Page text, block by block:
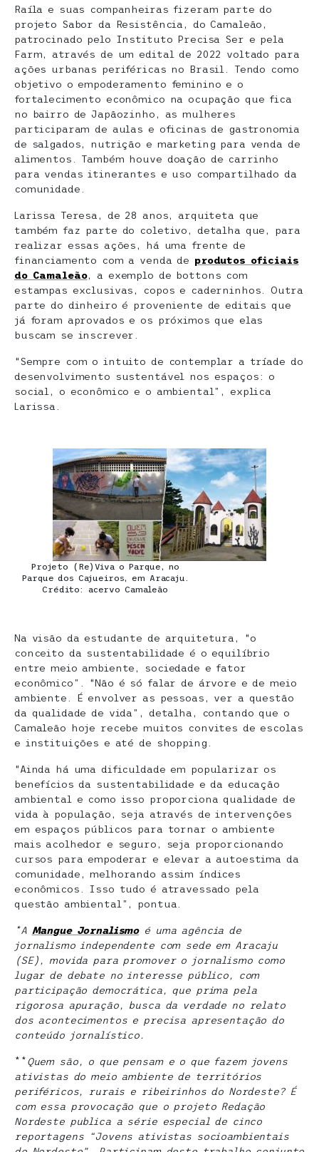
Raíla e suas companheiras fizeram parte do
projeto Sabor da Resistência, do Camaleão,
patrocinado pelo Instituto Precisa Ser e pela
Farm, através de um edital de 2022 voltado para
ações urbanas periféricas no Brasil. Tendo como
objetivo o empoderamento feminino e o
fortalecimento econômico na ocupação que fica
no bairro de Japãozinho, as mulheres
participaram de aulas e oficinas de gastronomia
de salgados, nutrição e marketing para venda de
alimentos. Também houve doação de carrinho
para vendas itinerantes e uso compartilhado da
comunidade.
Larissa Teresa, de 28 anos, arquiteta que
também faz parte do coletivo, detalha que, para
realizar essas ações, há uma frente de
financiamento com a venda de produtos oficiais
do Camaleão, a exemplo de bottons com
estampas exclusivas, copos e caderninhos. Outra
parte do dinheiro é proveniente de editais que
já foram aprovados e os próximos que elas
buscam se inscrever.
“Sempre com o intuito de contemplar a tríade do
desenvolvimento sustentável nos espaços: o
social, o econômico e o ambiental”, explica
Larissa.
Projeto (Re)Viva o Parque, no
Parque dos Cajueiros, em Aracaju.
Crédito: acervo Camaleão
Na visão da estudante de arquitetura, “o
conceito da sustentabilidade é o equilíbrio
entre meio ambiente, sociedade e fator
econômico”. “Não é só falar de árvore e de meio
ambiente. É envolver as pessoas, ver a questão
da qualidade de vida”, detalha, contando que o
Camaleão hoje recebe muitos convites de escolas
e instituições e até de shopping.
“Ainda há uma dificuldade em popularizar os
benefícios da sustentabilidade e da educação
ambiental e como isso proporciona qualidade de
vida à população, seja através de intervenções
em espaços públicos para tornar o ambiente
mais acolhedor e seguro, seja proporcionando
cursos para empoderar e elevar a autoestima da
comunidade, melhorando assim índices
econômicos. Isso tudo é atravessado pela
questão ambiental”, pontua.
*A Mangue Jornalismoé uma agência de
jornalismo independente com sede em Aracaju
(SE), movida para promover o jornalismo como
lugar de debate no interesse público, com
participação democrática, que prima pela
rigorosa apuração, busca da verdade no relato
dos acontecimentos e precisa apresentação do
conteúdo jornalístico.
**Quem são, o que pensam e o que fazem jovens
ativistas do meio ambiente de territórios
periféricos, rurais e ribeirinhos do Nordeste? É
com essa provocação que o projeto Redação
Nordeste publica a série especial de cinco
reportagens “Jovens ativistas socioambientais